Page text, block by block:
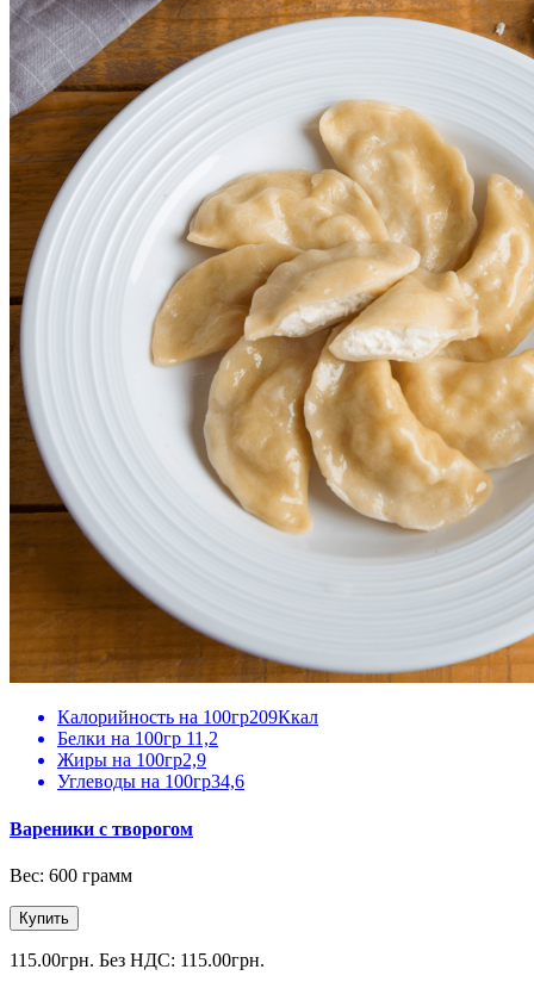
Калорийность на 100гр209Ккал
Белки на 100гр 11,2
Жиры на 100гр2,9
Углеводы на 100гр34,6
Вареники с творогом
Вес: 600 грамм
Купить
115.00грн. Без НДС: 115.00грн.